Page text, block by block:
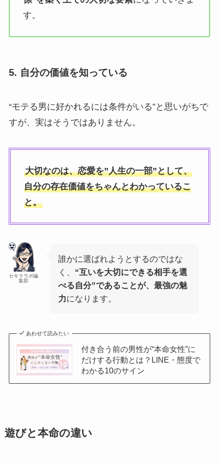
す。
5. 自分の価値を知っている
“モテる男に好かれるには条件がいる”と思いがちで
すが、実はそうではありません。
大切なのは、恋愛を”人生の一部”として、
自分の存在価値をちゃんとわかっているこ
と。
セキララボ編
集部
誰かに選ばれようとするのではな
く、 “互いを大切にできる相手を選
べる自分”であることが、最強の魅
力になります。
あわせて読みたい
付き合う前の男性が“本命女性”に
だけする行動とは？LINE・態度で
わかる10のサイン
遊びと本命の違い